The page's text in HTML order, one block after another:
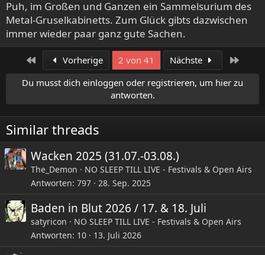
e
n
:
Puh, im Großen und Ganzen ein Sammelsurium des
Metal-Gruselkabinetts. Zum Glück gibts dazwischen
immer wieder paar ganz gute Sachen.
Erste Vorherige 2 von 41 Nächste
Du musst dich einloggen oder registrieren, um hier zu
antworten.
Similar threads
Wacken 2025 (31.07.-03.08.)
The_Demon
NO SLEEP TILL LIVE - Festivals & Open Airs
Antworten 797 28. Sep. 2025
Baden in Blut 2026 / 17. & 18. Juli
satyricon
NO SLEEP TILL LIVE - Festivals & Open Airs
Antworten 10 13. Juli 2026